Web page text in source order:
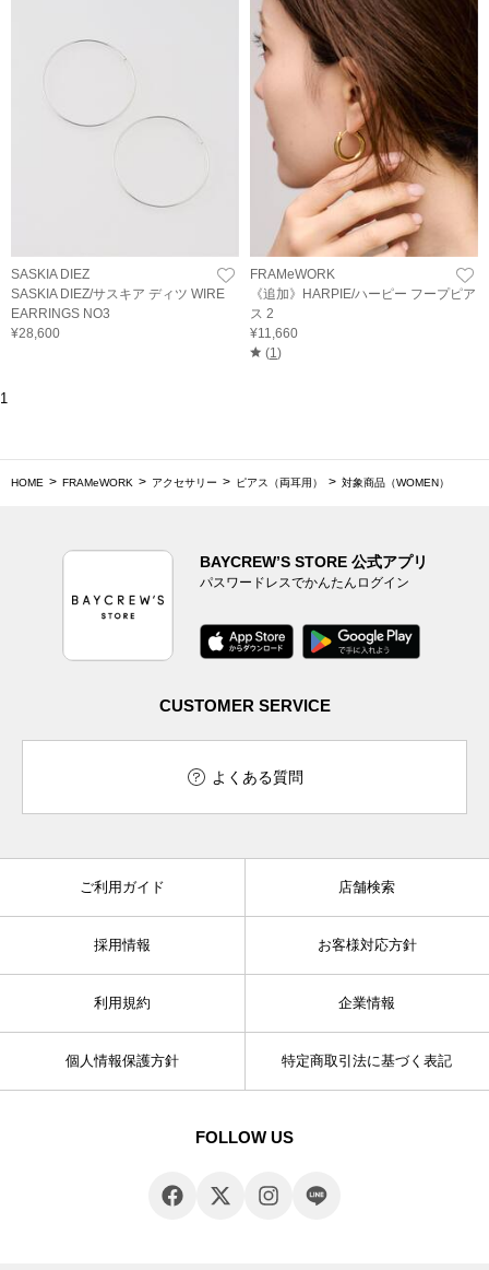
SASKIA DIEZ
SASKIA DIEZ/サスキア ディツ WIRE
EARRINGS NO3
¥28,600
FRAMeWORK
《追加》HARPIE/ハーピー フープピア
ス 2
¥11,660
(1)
1
HOME FRAMeWORK アクセサリー ピアス（両耳用） 対象商品（WOMEN）
BAYCREW’S STORE 公式アプリ
パスワードレスでかんたんログイン
CUSTOMER SERVICE
よくある質問
ご利用ガイド 店舗検索
採用情報 お客様対応方針
利用規約 企業情報
個人情報保護方針 特定商取引法に基づく表記
FOLLOW US